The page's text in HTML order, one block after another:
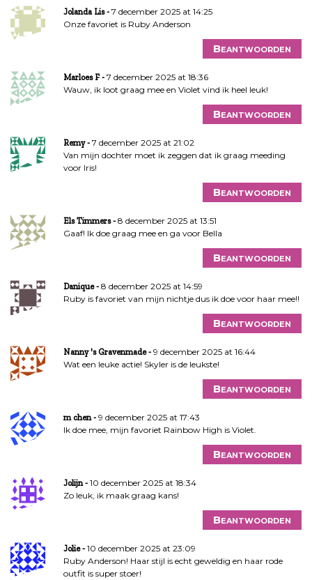
Jolanda Lis
7 december 2025 at 14:25
Onze favoriet is Ruby Anderson
Beantwoorden
Marloes F
7 december 2025 at 18:36
Wauw, ik loot graag mee en Violet vind ik heel leuk!
Beantwoorden
Remy
7 december 2025 at 21:02
Van mijn dochter moet ik zeggen dat ik graag meeding
voor Iris!
Beantwoorden
Els Timmers
8 december 2025 at 13:51
Gaaf! Ik doe graag mee en ga voor Bella
Beantwoorden
Danique
8 december 2025 at 14:59
Ruby is favoriet van mijn nichtje dus ik doe voor haar mee!!
Beantwoorden
Nanny 's Gravenmade
9 december 2025 at 16:44
Wat een leuke actie! Skyler is de leukste!
Beantwoorden
m chen
9 december 2025 at 17:43
Ik doe mee, mijn favoriet Rainbow High is Violet.
Beantwoorden
Jolijn
10 december 2025 at 18:34
Zo leuk, ik maak graag kans!
Beantwoorden
Jolie
10 december 2025 at 23:09
Ruby Anderson! Haar stijl is echt geweldig en haar rode
outfit is super stoer!